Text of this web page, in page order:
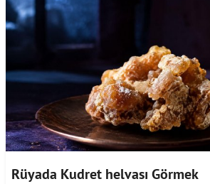
Rüyada Kudret helvası Görmek